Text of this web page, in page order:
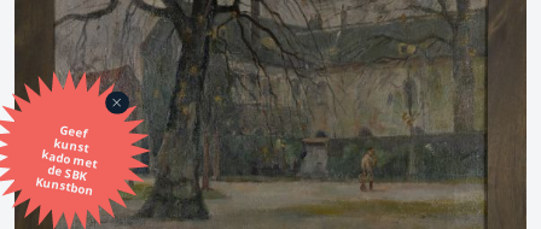
Geef
kunst
kado met
de SBK
Kunstbon